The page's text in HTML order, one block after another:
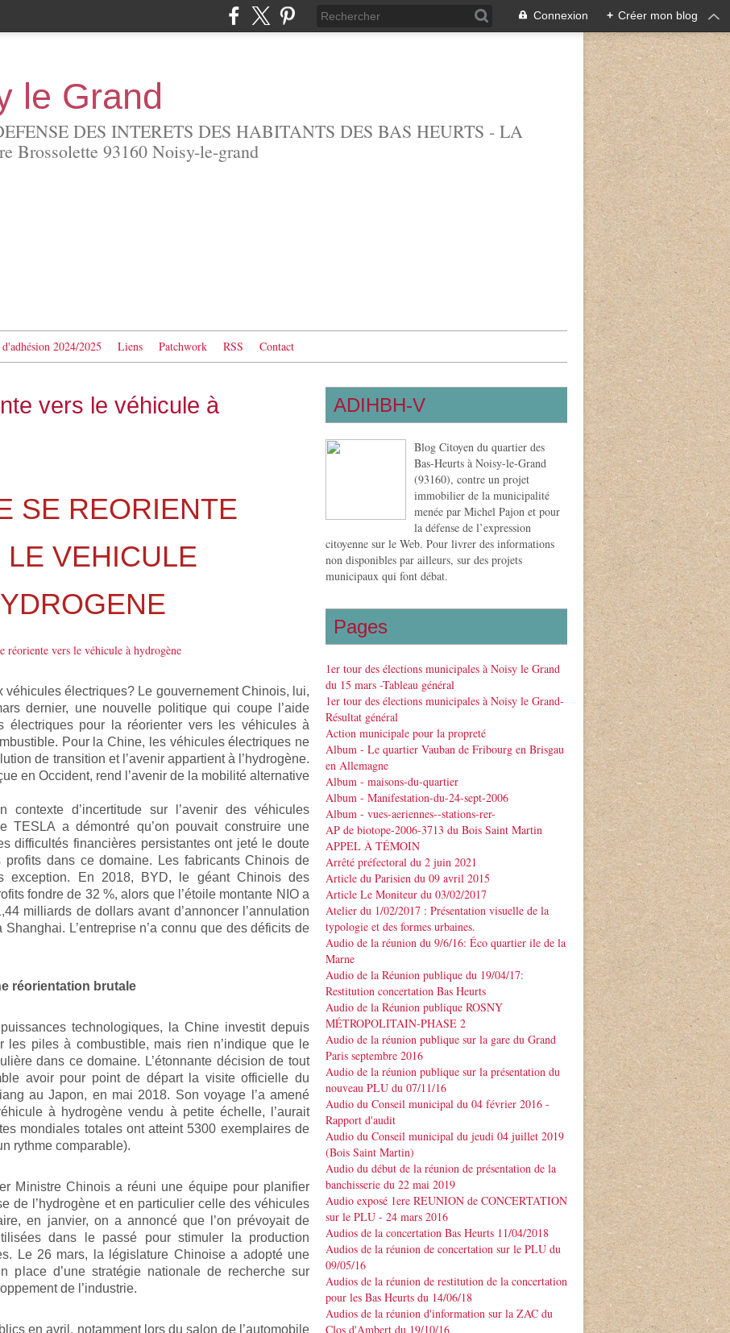
Connexion + Créer mon blog
le Grand
DES INTERETS DES HABITANTS DES BAS HEURTS - LA
Brossolette 93160 Noisy-le-grand
2024/2025 Liens Patchwork RSS Contact
vers le véhicule à
SE REORIENTE
LE VEHICULE
véhicules électriques? Le gouvernement Chinois, lui,
dernier, une nouvelle politique qui coupe l’aide
électriques pour la réorienter vers les véhicules à
Pour la Chine, les véhicules électriques ne
de transition et l’avenir appartient à l’hydrogène.
en Occident, rend l’avenir de la mobilité alternative
contexte d’incertitude sur l’avenir des véhicules
TESLA a démontré qu’on pouvait construire une
difficultés financières persistantes ont jeté le doute
dans ce domaine. Les fabricants Chinois de
exception. En 2018, BYD, le géant Chinois des
fondre de 32 %, alors que l’étoile montante NIO a
milliards de dollars avant d’annoncer l’annulation
L’entreprise n’a connu que des déficits de
réorientation brutale
technologiques, la Chine investit depuis
les piles à combustible, mais rien n’indique que le
dans ce domaine. L’étonnante décision de tout
avoir pour point de départ la visite officielle du
au Japon, en mai 2018. Son voyage l’a amené
à hydrogène vendu à petite échelle, l’aurait
mondiales totales ont atteint 5300 exemplaires de
rythme comparable).
Ministre Chinois a réuni une équipe pour planifier
de l’hydrogène et en particulier celle des véhicules
en janvier, on a annoncé que l’on prévoyait de
dans le passé pour stimuler la production
Le 26 mars, la législature Chinoise a adopté une
place d’une stratégie nationale de recherche sur
de l’industrie.
en avril, notamment lors du salon de l’automobile
ADIHBH-V
Blog Citoyen du quartier des
Bas-Heurts à Noisy-le-Grand
(93160), contre un projet
immobilier de la municipalité
menée par Michel Pajon et pour
la défense de l’expression
citoyenne sur le Web. Pour livrer des informations
non disponibles par ailleurs, sur des projets
municipaux qui font débat.
Pages
1er tour des élections municipales à Noisy le Grand
du 15 mars -Tableau général
1er tour des élections municipales à Noisy le Grand-
Résultat général
Action municipale pour la propreté
Album - Le quartier Vauban de Fribourg en Brisgau
en Allemagne
Album - maisons-du-quartier
Album - Manifestation-du-24-sept-2006
Album - vues-aeriennes--stations-rer-
AP de biotope-2006-3713 du Bois Saint Martin
APPEL À TÉMOIN
Arrêté préfectoral du 2 juin 2021
Article du Parisien du 09 avril 2015
Article Le Moniteur du 03/02/2017
Atelier du 1/02/2017 : Présentation visuelle de la
typologie et des formes urbaines.
Audio de la réunion du 9/6/16: Éco quartier ile de la
Marne
Audio de la Réunion publique du 19/04/17:
Restitution concertation Bas Heurts
Audio de la Réunion publique ROSNY
MÉTROPOLITAIN-PHASE 2
Audio de la réunion publique sur la gare du Grand
Paris septembre 2016
Audio de la réunion publique sur la présentation du
nouveau PLU du 07/11/16
Audio du Conseil municipal du 04 février 2016 -
Rapport d'audit
Audio du Conseil municipal du jeudi 04 juillet 2019
(Bois Saint Martin)
Audio du début de la réunion de présentation de la
banchisserie du 22 mai 2019
Audio exposé 1ere REUNION de CONCERTATION
sur le PLU - 24 mars 2016
Audios de la concertation Bas Heurts 11/04/2018
Audios de la réunion de concertation sur le PLU du
09/05/16
Audios de la réunion de restitution de la concertation
pour les Bas Heurts du 14/06/18
Audios de la réunion d'information sur la ZAC du
Clos d'Ambert du 19/10/16